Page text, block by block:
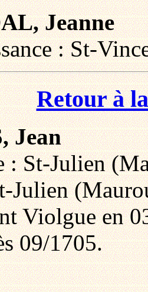
Jeanne
: St-
Retour à
Jean
: St-Julien
Julien
Violgue en
09/1705.